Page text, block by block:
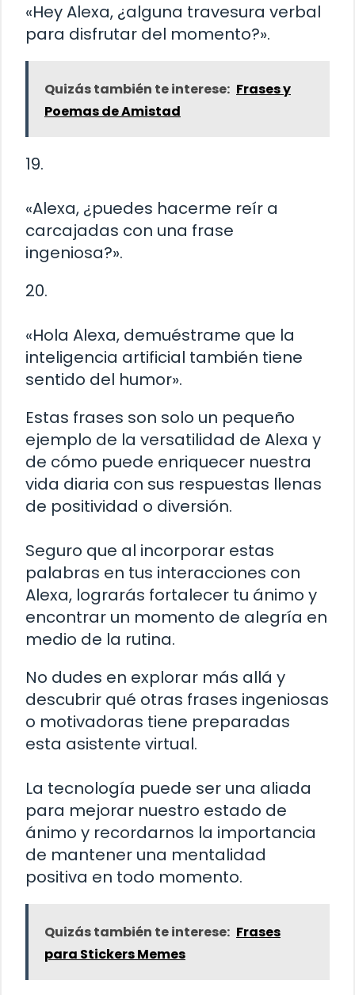
«Hey Alexa, ¿alguna travesura verbal
para disfrutar del momento?».
Quizás también te interese: Frases y
Poemas de Amistad
19.
«Alexa, ¿puedes hacerme reír a
carcajadas con una frase
ingeniosa?».
20.
«Hola Alexa, demuéstrame que la
inteligencia artificial también tiene
sentido del humor».
Estas frases son solo un pequeño
ejemplo de la versatilidad de Alexa y
de cómo puede enriquecer nuestra
vida diaria con sus respuestas llenas
de positividad o diversión.
Seguro que al incorporar estas
palabras en tus interacciones con
Alexa, lograrás fortalecer tu ánimo y
encontrar un momento de alegría en
medio de la rutina.
No dudes en explorar más allá y
descubrir qué otras frases ingeniosas
o motivadoras tiene preparadas
esta asistente virtual.
La tecnología puede ser una aliada
para mejorar nuestro estado de
ánimo y recordarnos la importancia
de mantener una mentalidad
positiva en todo momento.
Quizás también te interese: Frases
para Stickers Memes